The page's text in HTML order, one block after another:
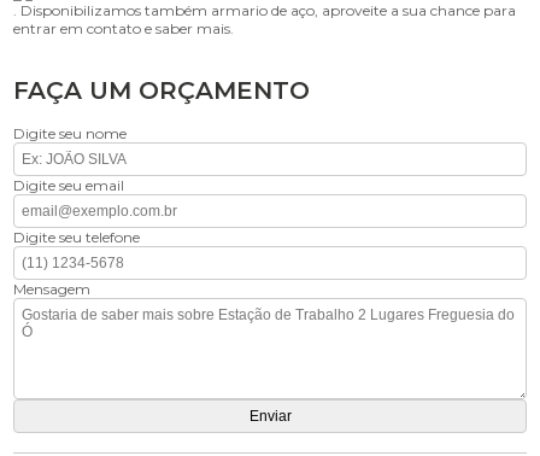
. Disponibilizamos também armario de aço, aproveite a sua chance para
entrar em contato e saber mais.
FAÇA UM ORÇAMENTO
Digite seu nome
Digite seu email
Digite seu telefone
Mensagem